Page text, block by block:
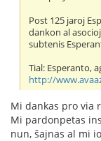
Post 125 jaroj
dankon al
subtenis
Tial: Esperanto,
http://
Mi dankas pro via
Mi pardonpetas
nun, ŝajnas al mi